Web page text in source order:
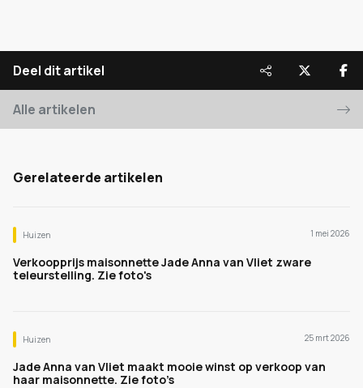
Deel dit artikel
Alle artikelen
Gerelateerde artikelen
Huizen 1 mei 2026
Verkoopprijs maisonnette Jade Anna van Vliet zware
teleurstelling. Zie foto's
Huizen 25 mrt 2026
Jade Anna van Vliet maakt mooie winst op verkoop van
haar maisonnette. Zie foto’s